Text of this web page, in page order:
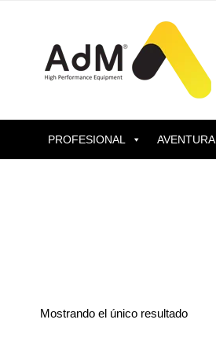
contenido
PROFESIONAL AVENTURA
Mostrando el único resultado